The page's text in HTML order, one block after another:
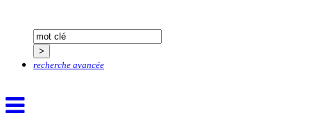
recherche avancée